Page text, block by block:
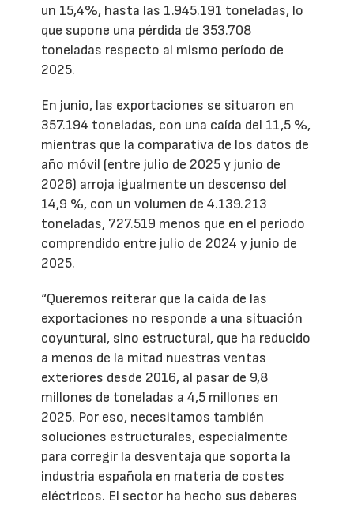
un 15,4%, hasta las 1.945.191 toneladas, lo
que supone una pérdida de 353.708
toneladas respecto al mismo período de
2025.
En junio, las exportaciones se situaron en
357.194 toneladas, con una caída del 11,5 %,
mientras que la comparativa de los datos de
año móvil (entre julio de 2025 y junio de
2026) arroja igualmente un descenso del
14,9 %, con un volumen de 4.139.213
toneladas, 727.519 menos que en el periodo
comprendido entre julio de 2024 y junio de
2025.
“Queremos reiterar que la caída de las
exportaciones no responde a una situación
coyuntural, sino estructural, que ha reducido
a menos de la mitad nuestras ventas
exteriores desde 2016, al pasar de 9,8
millones de toneladas a 4,5 millones en
2025. Por eso, necesitamos también
soluciones estructurales, especialmente
para corregir la desventaja que soporta la
industria española en materia de costes
eléctricos. El sector ha hecho sus deberes